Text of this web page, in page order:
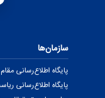
سازمان‌ها
پایگاه اطلاع‌رسانی
پایگاه اطلاع‌رسانی